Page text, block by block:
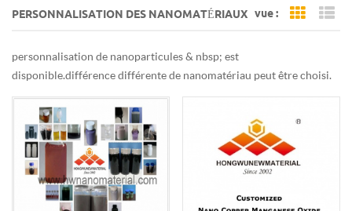
PERSONNALISATION DES NANOMATÉRIAUX vue : Grid
personnalisation de nanoparticules & nbsp; est
disponible.différence différente de nanomatériau peut être choisi.